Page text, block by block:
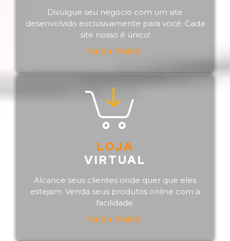
Divulgue seu negócio com um site
desenvolvido exclusivamente para você. Cada
site nosso é único!
Saiba Mais
LOJA
VIRTUAL
Alcance seus clientes onde quer que eles
estejam. Venda seus produtos online com a
facilidade.
Saiba Mais